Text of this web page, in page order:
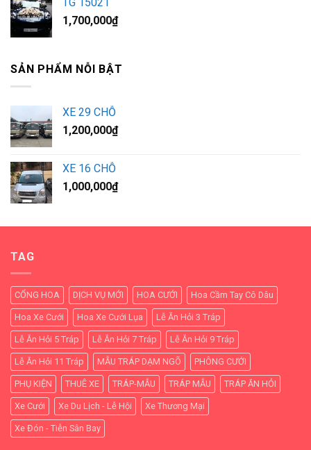
1,700,000₫
SẢN PHẨM NỖI BẬT
XE 29 CHỖ
1,200,000₫
XE 16 CHỖ
1,000,000₫
TAG
CỔNG HOA DỊCH VỤ MỚI HOA CƯỚI Hoa Cầm Tay Cô Dâu
Hoa Xe Cưới Hoa Xe Cưới Lụa Lễ Ăn Hỏi 3 Tráp
Lễ Ăn Hỏi 5 Tráp Lễ Ăn Hỏi 7 Tráp Lễ Ăn Hỏi 9 Tráp
Lễ Ăn Hỏi 11 Tráp MẪU TRÁP DẠM NGÕ PHÔNG CƯỚI
PHỤ KIỆN THUÊ XE TRÁP-MẪU TRÁP MẪU TRÁP ĂN HỎI
Xe Cưới Xe Du Lịch - Lễ Hội Xe Thương Mại
Xe Đón - Tiễn Sân Bay